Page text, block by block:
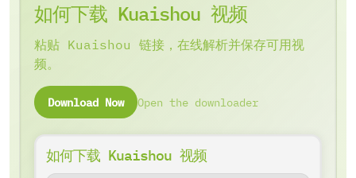
如何下载 Kuaishou 视频
粘贴 Kuaishou 链接，在线解析并保存可用视
频。
Download Now Open the downloader
如何下载 Kuaishou 视频